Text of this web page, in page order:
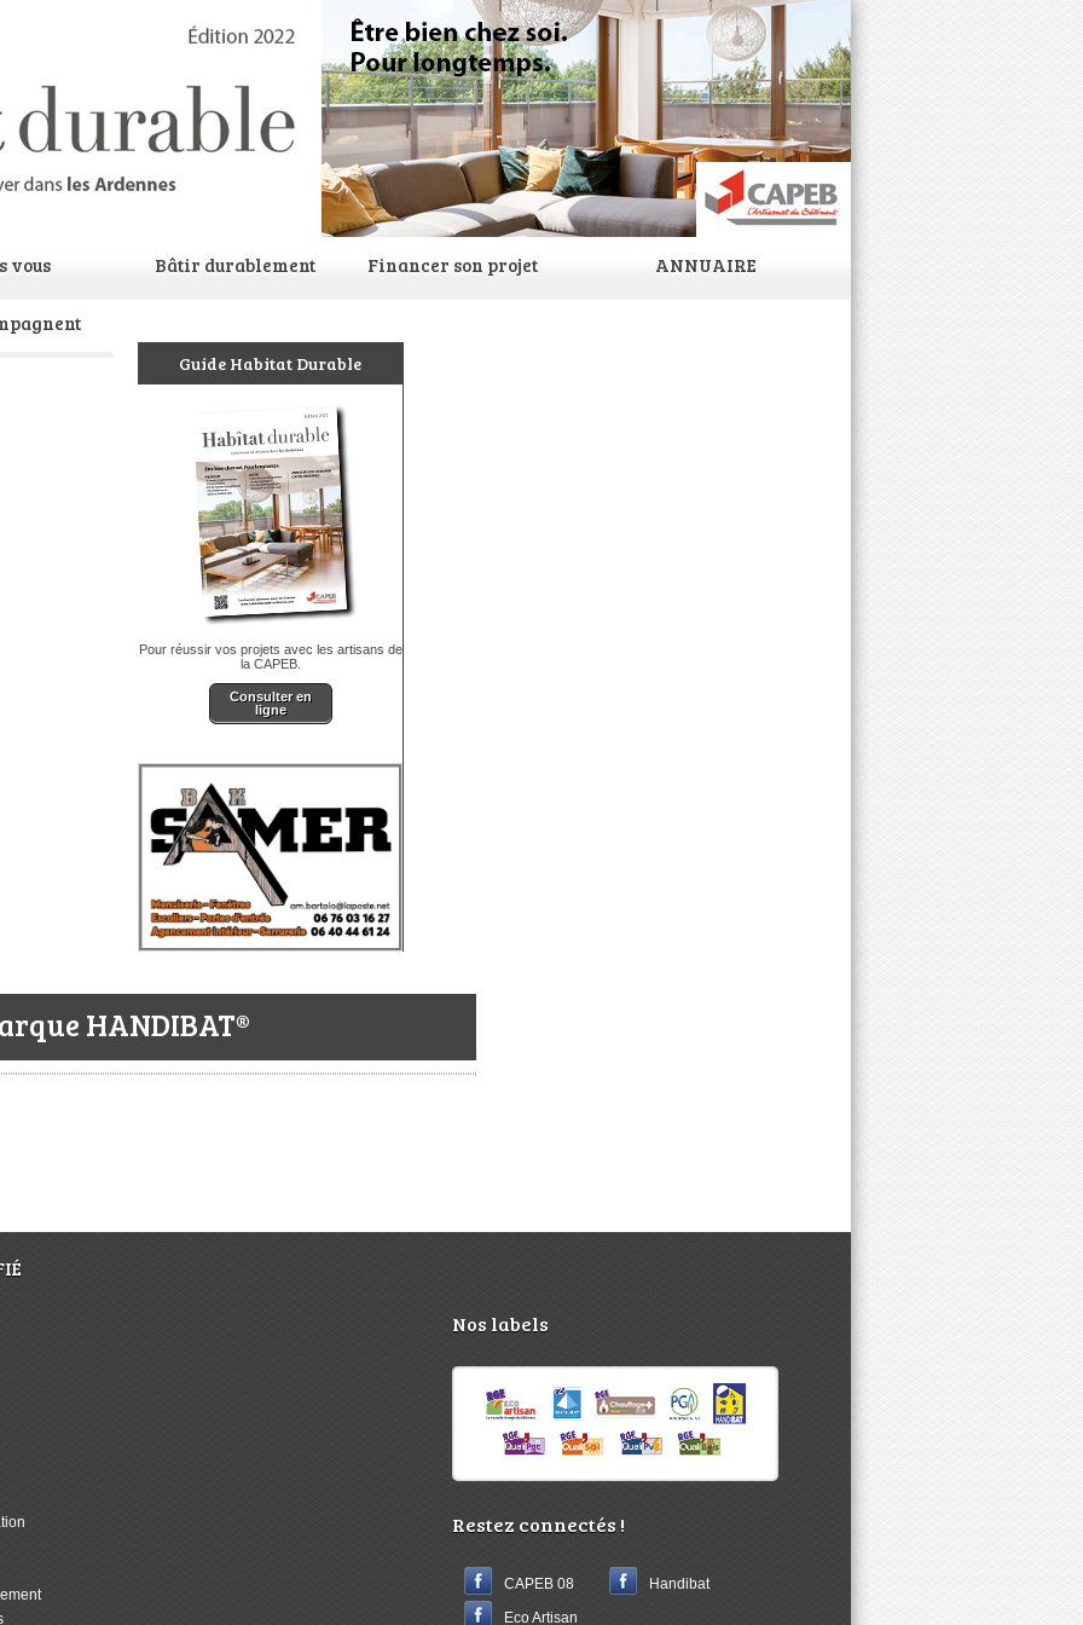
vous Bâtir durablement Financer son projet ANNUAIRE
Guide Habitat Durable
Pour réussir vos projets avec les artisans de
la CAPEB.
Consulter en
ligne
HANDIBAT®
Nos labels
Restez connectés !
CAPEB 08
Eco Artisan
Handibat